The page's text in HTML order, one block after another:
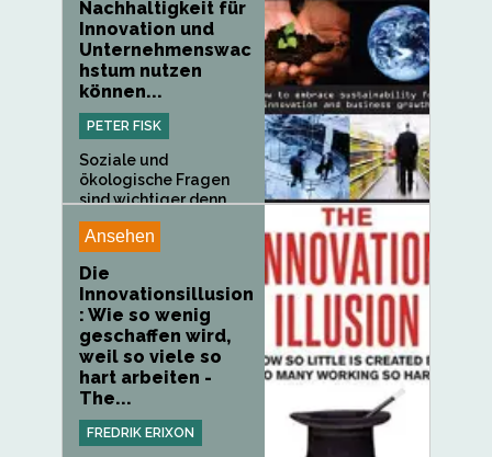
Nachhaltigkeit für
Innovation und
Unternehmenswac
hstum nutzen
können...
PETER FISK
Soziale und
ökologische Fragen
sind wichtiger denn...
Ansehen
Die
Innovationsillusion
: Wie so wenig
geschaffen wird,
weil so viele so
hart arbeiten -
The...
FREDRIK ERIXON